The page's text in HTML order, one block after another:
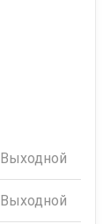
Выходной
Выходной